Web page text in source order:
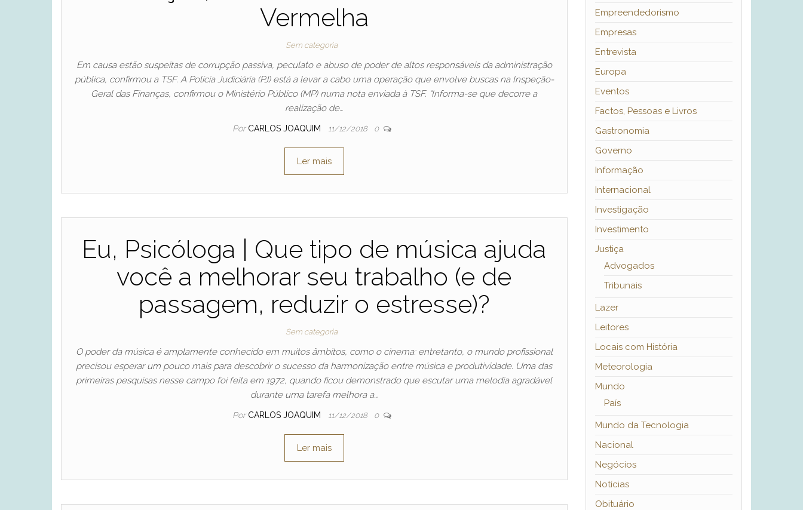
Vermelha
Sem categoria
Em causa estão suspeitas de corrupção passiva, peculato e abuso de poder de altos responsáveis da administração
pública, confirmou a TSF. A Polícia Judiciária (PJ) está a levar a cabo uma operação que envolve buscas na Inspeção-
Geral das Finanças, confirmou o Ministério Público (MP) numa nota enviada à TSF. “Informa-se que decorre a
realização de…
Por CARLOS JOAQUIM 11/12/2018 0
Ler mais
Eu, Psicóloga | Que tipo de música ajuda
você a melhorar seu trabalho (e de
passagem, reduzir o estresse)?
Sem categoria
O poder da música é amplamente conhecido em muitos âmbitos, como o cinema: entretanto, o mundo profissional
precisou esperar um pouco mais para descobrir o sucesso da harmonização entre música e produtividade. Uma das
primeiras pesquisas nesse campo foi feita em 1972, quando ficou demonstrado que escutar uma melodia agradável
durante uma tarefa melhora a…
Por CARLOS JOAQUIM 11/12/2018 0
Ler mais
Empreendedorismo
Empresas
Entrevista
Europa
Eventos
Factos, Pessoas e Livros
Gastronomia
Governo
Informação
Internacional
Investigação
Investimento
Justiça
Advogados
Tribunais
Lazer
Leitores
Locais com História
Meteorologia
Mundo
País
Mundo da Tecnologia
Nacional
Negócios
Notícias
Obituário